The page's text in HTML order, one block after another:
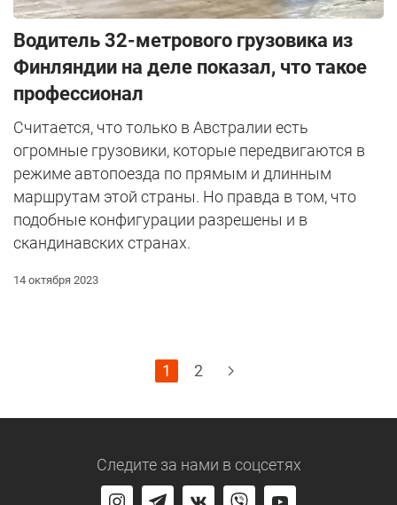
Водитель 32-метрового грузовика из
Финляндии на деле показал, что такое
профессионал
Cчитается, что только в Австралии есть
огромные грузовики, которые передвигаются в
режиме автопоезда по прямым и длинным
маршрутам этой страны. Но правда в том, что
подобные конфигурации разрешены и в
скандинавских странах.
14 октября 2023
1 2
Следите за нами в соцсетях